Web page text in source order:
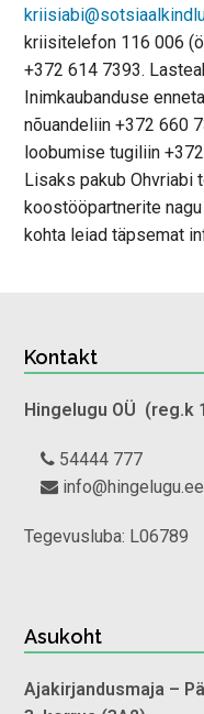
kriisitelefon 116 006
+372 614 7393.
Inimkaubanduse
nõuandeliin +372 660
loobumise tugiliin
Lisaks pakub
koostööpartnerite
kohta leiad täpsemat
Kontakt
Hingelugu OÜ (reg.k
54444 777
info@hingelugu.ee
Tegevusluba: L06789
Asukoht
Ajakirjandusmaja –